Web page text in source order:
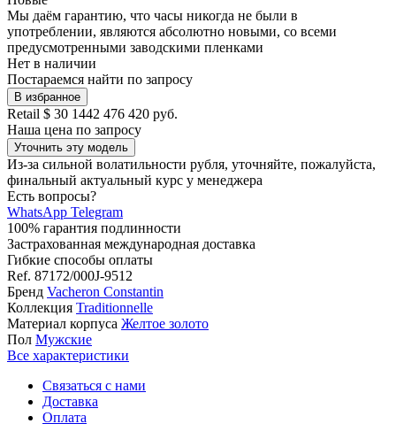
Мы даём гарантию, что часы никогда не были в
употреблении, являются абсолютно новыми, со всеми
предусмотренными заводскими пленками
Нет в наличии
Постараемся найти по запросу
В избранное
Retail $ 30 1442 476 420 руб.
Наша цена по запросу
Уточнить эту модель
Из-за сильной волатильности рубля, уточняйте, пожалуйста,
финальный актуальный курс у менеджера
Есть вопросы?
WhatsApp Telegram
100% гарантия подлинности
Застрахованная международная доставка
Гибкие способы оплаты
Ref. 87172/000J-9512
Бренд Vacheron Constantin
Коллекция Traditionnelle
Материал корпуса Желтое золото
Пол Мужские
Все характеристики
Связаться с нами
Доставка
Оплата